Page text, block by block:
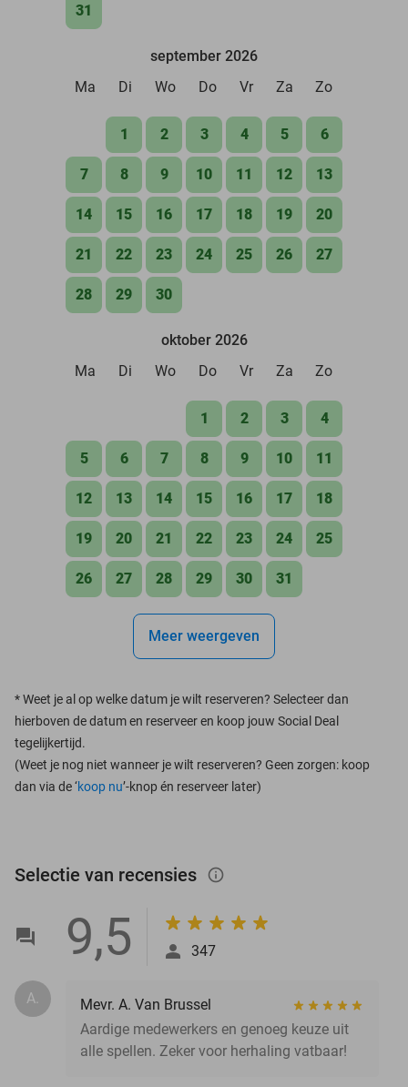
31
september 2026
Ma
Di Wo Do Vr Za Zo
1 2 3 4 5 6
7 8 9 10 11 12 13
14 15 16 17 18 19 20
21 22 23 24 25 26 27
28 29 30
oktober 2026
Ma
Di Wo Do Vr Za Zo
1 2 3 4
5 6 7 8 9 10 11
12 13 14 15 16 17 18
19 20 21 22 23 24 25
26 27 28 29 30 31
Meer weergeven
*Weet je al op welke datum je wilt reserveren? Selecteer dan
hierboven de datum en reserveer en koop jouw Social Deal
tegelijkertijd.
(Weet je nog niet wanneer je wilt reserveren? Geen zorgen: koop
dan via de ‘koop nu’-knop én reserveer later)
Selectie van recensies info_outlined
9,5 347
A.
Mevr. A. Van Brussel
Aardige medewerkers en genoeg keuze uit
alle spellen. Zeker voor herhaling vatbaar!